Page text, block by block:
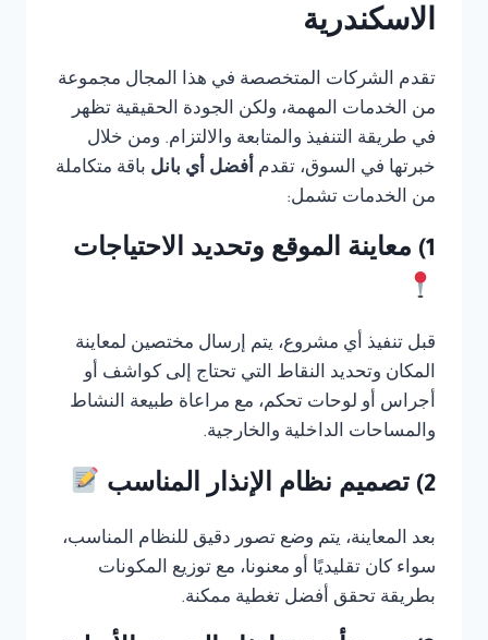
الاسكندرية
تقدم الشركات المتخصصة في هذا المجال مجموعة
من الخدمات المهمة، ولكن الجودة الحقيقية تظهر
في طريقة التنفيذ والمتابعة والالتزام. ومن خلال
خبرتها في السوق، تقدم أفضل أي بانل باقة متكاملة
من الخدمات تشمل:
1) معاينة الموقع وتحديد الاحتياجات
قبل تنفيذ أي مشروع، يتم إرسال مختصين لمعاينة
المكان وتحديد النقاط التي تحتاج إلى كواشف أو
أجراس أو لوحات تحكم، مع مراعاة طبيعة النشاط
والمساحات الداخلية والخارجية.
2) تصميم نظام الإنذار المناسب
بعد المعاينة، يتم وضع تصور دقيق للنظام المناسب،
سواء كان تقليديًا أو معنونا، مع توزيع المكونات
بطريقة تحقق أفضل تغطية ممكنة.